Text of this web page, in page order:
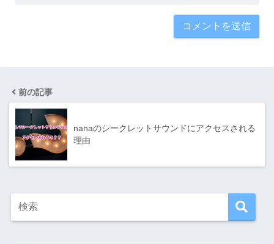
前の記事
nanaのシークレットサウンドにアクセスされる
理由